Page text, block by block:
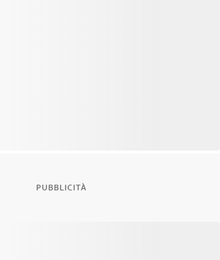
PUBBLICITÀ